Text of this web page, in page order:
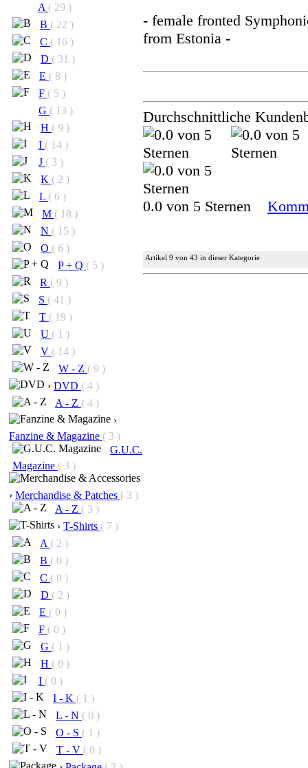
A ( 29 )
B ( 22 )
C ( 16 )
D ( 31 )
E ( 8 )
F ( 5 )
G ( 13 )
H ( 9 )
I ( 14 )
J ( 3 )
K ( 2 )
L ( 6 )
M ( 18 )
N ( 15 )
O ( 6 )
P + Q ( 5 )
R ( 9 )
S ( 41 )
T ( 19 )
U ( 1 )
V ( 14 )
W - Z ( 9 )
› DVD ( 4 )
A - Z ( 4 )
›
Fanzine & Magazine ( 3 )
G.U.C.
Magazine ( 3 )
› Merchandise & Patches ( 3 )
A - Z ( 3 )
› T-Shirts ( 7 )
A ( 2 )
B ( 0 )
C ( 0 )
D ( 2 )
E ( 0 )
F ( 0 )
G ( 1 )
H ( 0 )
I ( 0 )
I - K ( 1 )
L - N ( 0 )
O - S ( 1 )
T - V ( 0 )
- female fronted
from Estonia -
Durchschnittliche
0.0 von 5 Sternen
Artikel 9 von 43 in dieser Kategorie